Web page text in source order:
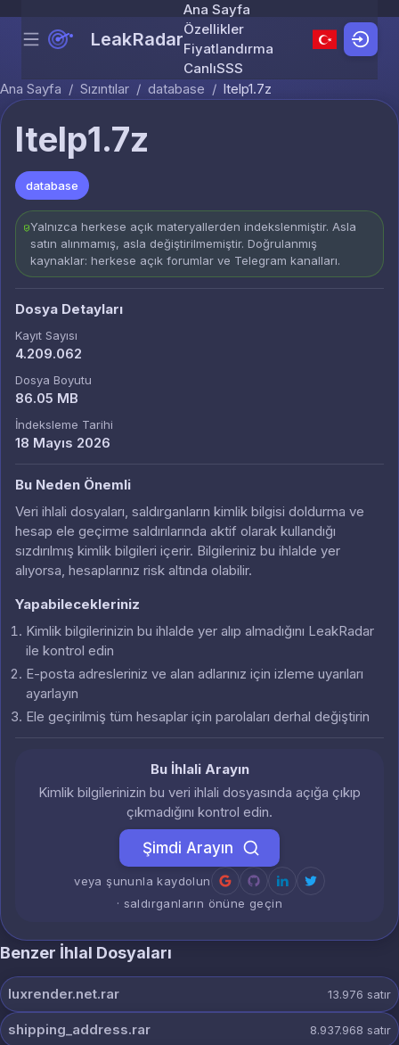
Skip to content
Menu LeakRadar
Ana Sayfa
Özellikler
Fiyatlandırma
CanlıSSS
Ana Sayfa / Sızıntılar / database / ltelp1.7z
ltelp1.7z
database
Yalnızca herkese açık materyallerden indekslenmiştir. Asla
satın alınmamış, asla değiştirilmemiştir. Doğrulanmış
kaynaklar: herkese açık forumlar ve Telegram kanalları.
Dosya Detayları
Kayıt Sayısı
4.209.062
Dosya Boyutu
86.05 MB
İndeksleme Tarihi
18 Mayıs 2026
Bu Neden Önemli
Veri ihlali dosyaları, saldırganların kimlik bilgisi doldurma ve
hesap ele geçirme saldırılarında aktif olarak kullandığı
sızdırılmış kimlik bilgileri içerir. Bilgileriniz bu ihlalde yer
alıyorsa, hesaplarınız risk altında olabilir.
Yapabilecekleriniz
Kimlik bilgilerinizin bu ihlalde yer alıp almadığını LeakRadar
ile kontrol edin
E-posta adresleriniz ve alan adlarınız için izleme uyarıları
ayarlayın
Ele geçirilmiş tüm hesaplar için parolaları derhal değiştirin
Bu İhlali Arayın
Kimlik bilgilerinizin bu veri ihlali dosyasında açığa çıkıp
çıkmadığını kontrol edin.
Şimdi Arayın
veya şununla kaydolun
· saldırganların önüne geçin
Benzer İhlal Dosyaları
luxrender.net.rar 13.976 satır
shipping_address.rar 8.937.968 satır